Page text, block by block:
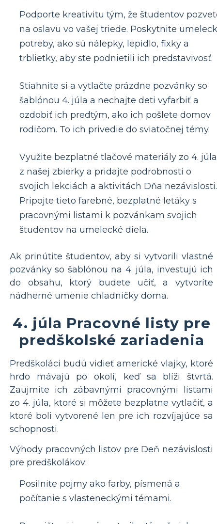
Podporte kreativitu tým, že študentov
na oslavu vo vašej triede. Poskytnite
potreby, ako sú nálepky, lepidlo, fixky a
trblietky, aby ste podnietili ich predstavivosť.
Stiahnite si a vytlačte prázdne pozvánky so
šablónou 4. júla a nechajte deti vyfarbiť a
ozdobiť ich predtým, ako ich pošlete domov
rodičom. To ich privedie do sviatočnej témy.
Využite bezplatné tlačové materiály zo 4. júla
z našej zbierky a pridajte podrobnosti o
svojich lekciách a aktivitách Dňa nezávislosti.
Pripojte tieto farebné, bezplatné letáky s
pracovnými listami k pozvánkam svojich
študentov na umelecké diela.
Ak prinútite študentov, aby si vytvorili vlastné
pozvánky so šablónou na 4. júla, investujú ich
do obsahu, ktorý budete učiť, a vytvoríte
nádherné umenie chladničky doma.
4. júla Pracovné listy pre
predškolské zariadenia
Predškoláci budú vidieť americké vlajky, ktoré
hrdo mávajú po okolí, keď sa blíži štvrtá.
Zaujmite ich zábavnými pracovnými listami
zo 4. júla, ktoré si môžete bezplatne vytlačiť, a
ktoré boli vytvorené len pre ich rozvíjajúce sa
schopnosti.
Výhody pracovných listov pre Deň nezávislosti
pre predškolákov:
Posilnite pojmy ako farby, písmená a
počítanie s vlasteneckými témami.